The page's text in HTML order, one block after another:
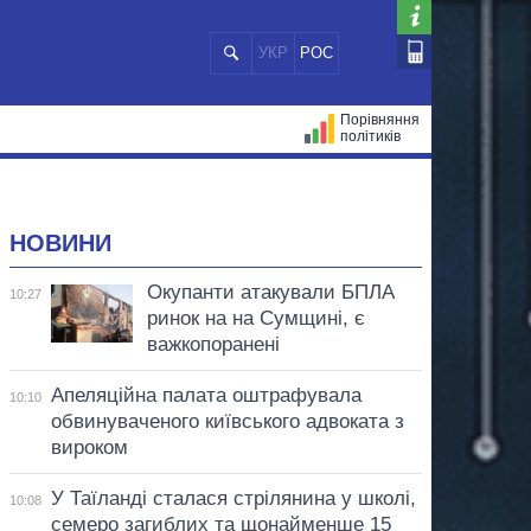
УКР РОС
Порівняння
політиків
НОВИНИ
10:27
Окупанти атакували БПЛА
ринок на на Сумщині, є
важкопоранені
10:10
Апеляційна палата оштрафувала
обвинуваченого київського адвоката з
вироком
10:08
У Таїланді сталася стрілянина у школі,
семеро загиблих та щонайменше 15